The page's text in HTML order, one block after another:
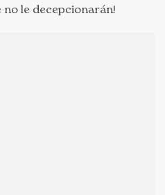
no le decepcionarán!